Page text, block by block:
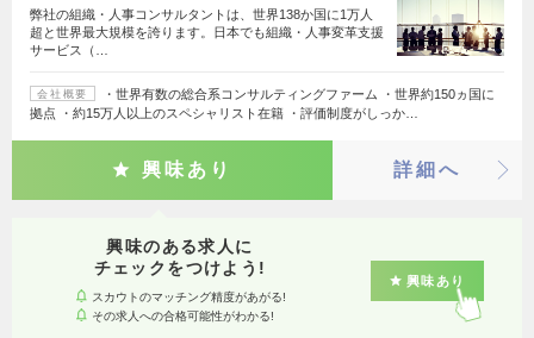
弊社の組織・人事コンサルタントは、世界138か国に1万人
超と世界最大規模を誇ります。日本でも組織・人事変革支援
サービス（…
会社概要
・世界有数の総合系コンサルティングファーム ・世界約150ヵ国に
拠点 ・約15万人以上のスペシャリスト在籍 ・評価制度がしっか…
興味あり 詳細へ
興味のある求人に
チェックをつけよう!
スカウトのマッチング精度があがる!
その求人への合格可能性がわかる!
興味あり